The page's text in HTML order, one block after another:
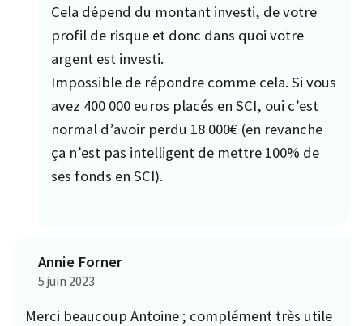
Cela dépend du montant investi, de votre
profil de risque et donc dans quoi votre
argent est investi.
Impossible de répondre comme cela. Si vous
avez 400 000 euros placés en SCI, oui c’est
normal d’avoir perdu 18 000€ (en revanche
ça n’est pas intelligent de mettre 100% de
ses fonds en SCI).
Annie Forner
5 juin 2023
Merci beaucoup Antoine ; complément très utile